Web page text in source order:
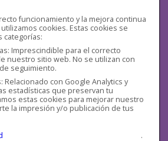
funcionamiento y la mejora continua
cookies. Estas cookies se
categorías:
Imprescindible para el correcto
nuestro sitio web. No se utilizan con
seguimiento.
Relacionado con Google Analytics y
estadísticas que preservan tu
estas cookies para mejorar nuestro
la impresión y/o publicación de tus
.
Seguridad
sociales